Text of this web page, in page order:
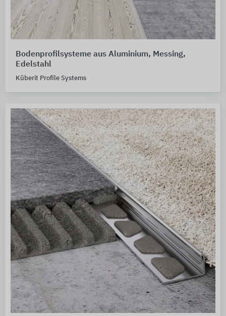
Bodenprofilsysteme aus Aluminium, Messing,
Edelstahl
Küberit Profile Systems